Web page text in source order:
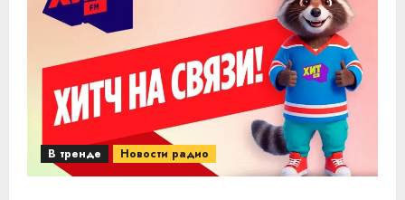
В тренде Новости радио